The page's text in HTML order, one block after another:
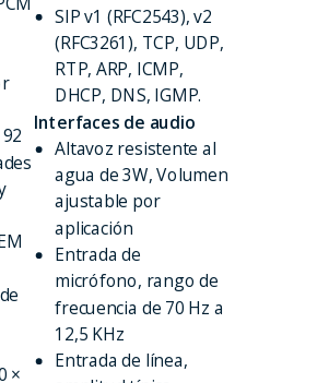
×
SIP v1 (RFC2543), v2
(RFC3261), TCP, UDP,
RTP, ARP, ICMP,
DHCP, DNS, IGMP.
Interfaces de audio
Altavoz resistente al
agua de 3W, Volumen
ajustable por
aplicación
Entrada de
micrófono, rango de
frecuencia de 70 Hz a
12,5 KHz
Entrada de línea,